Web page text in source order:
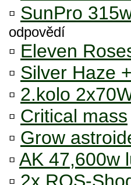
▫ SunPro
odpovědí
▫ Eleven
▫ Silver Haze
▫ 2.kolo
▫ Critical mass
▫ Grow
▫ AK 47,600w